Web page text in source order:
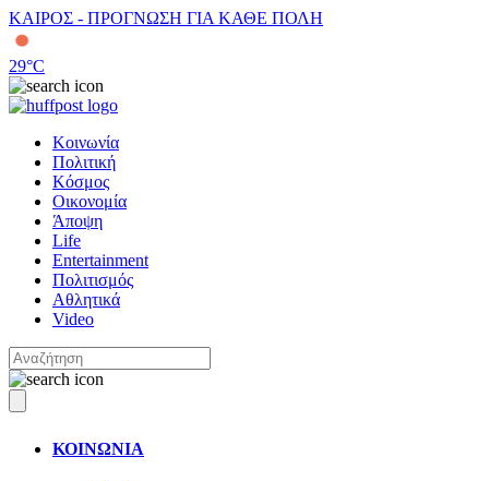
ΚΑΙΡΟΣ - ΠΡΟΓΝΩΣΗ ΓΙΑ ΚΑΘΕ ΠΟΛΗ
29°C
Κοινωνία
Πολιτική
Κόσμος
Οικονομία
Άποψη
Life
Entertainment
Πολιτισμός
Αθλητικά
Video
ΚΟΙΝΩΝΙΑ